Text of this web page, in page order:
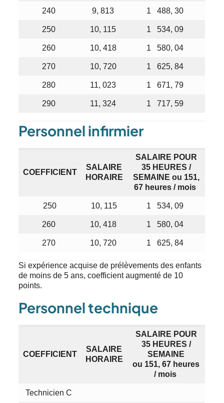
240 9, 813 1 488, 30
250 10, 115 1 534, 09
260 10, 418 1 580, 04
270 10, 720 1 625, 84
280 11, 023 1 671, 79
290 11, 324 1 717, 59
Personnel infirmier
COEFFICIENT
SALAIRE
HORAIRE
SALAIRE POUR
35 HEURES /
SEMAINE ou 151,
67 heures / mois
250 10, 115 1 534, 09
260 10, 418 1 580, 04
270 10, 720 1 625, 84
Si expérience acquise de prélèvements des enfants
de moins de 5 ans, coefficient augmenté de 10
points.
Personnel technique
COEFFICIENT
SALAIRE
HORAIRE
SALAIRE POUR
35 HEURES /
SEMAINE
ou 151, 67 heures
/ mois
Technicien C